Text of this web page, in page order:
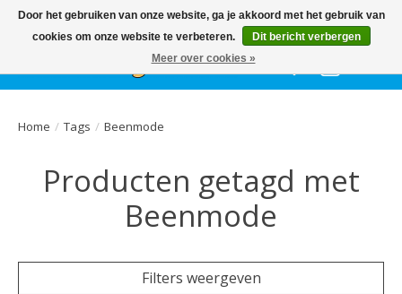
HetGEHELE jaar, grote collectie feestkleding & accessoires |
Ballonnen | Schmink | Bedrukking | Altijd gratis parkeren
Verlanglijst
Home / Tags / Beenmode
Producten getagd met
Beenmode
Filters weergeven
Door het gebruiken van onze website, ga je akkoord met het gebruik van
cookies om onze website te verbeteren.
Dit bericht verbergen
Meer over cookies »